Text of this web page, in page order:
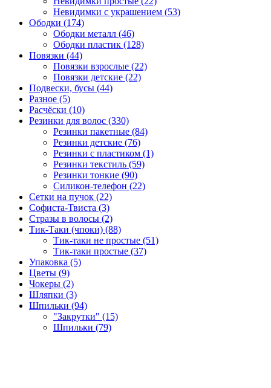
Невидимки с украшением (53)
Ободки (174)
Ободки металл (46)
Ободки пластик (128)
Повязки (44)
Повязки взрослые (22)
Повязки детские (22)
Подвески, бусы (44)
Разное (5)
Расчёски (10)
Резинки для волос (330)
Резинки пакетные (84)
Резинки детские (76)
Резинки с пластиком (1)
Резинки текстиль (59)
Резинки тонкие (90)
Силикон-телефон (22)
Сетки на пучок (22)
Софиста-Твиста (3)
Стразы в волосы (2)
Тик-Таки (чпоки) (88)
Тик-таки не простые (51)
Тик-таки простые (37)
Упаковка (5)
Цветы (9)
Чокеры (2)
Шляпки (3)
Шпильки (94)
"Закрутки" (15)
Шпильки (79)